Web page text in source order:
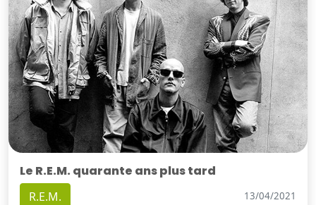
Le R.E.M. quarante ans plus tard
R.E.M. 13/04/2021